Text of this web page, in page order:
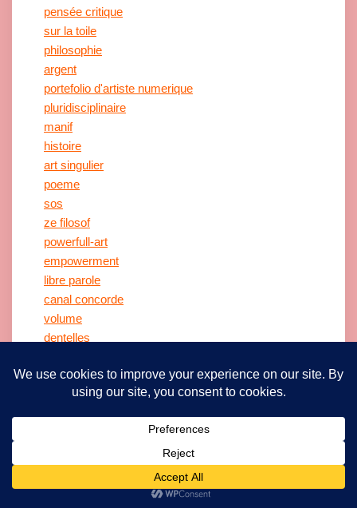
pensée critique
sur la toile
philosophie
argent
portefolio d'artiste numerique
pluridisciplinaire
manif
histoire
art singulier
poeme
sos
ze filosof
powerfull-art
empowerment
libre parole
canal concorde
volume
dentelles
latex
textile
expérimental
Radio